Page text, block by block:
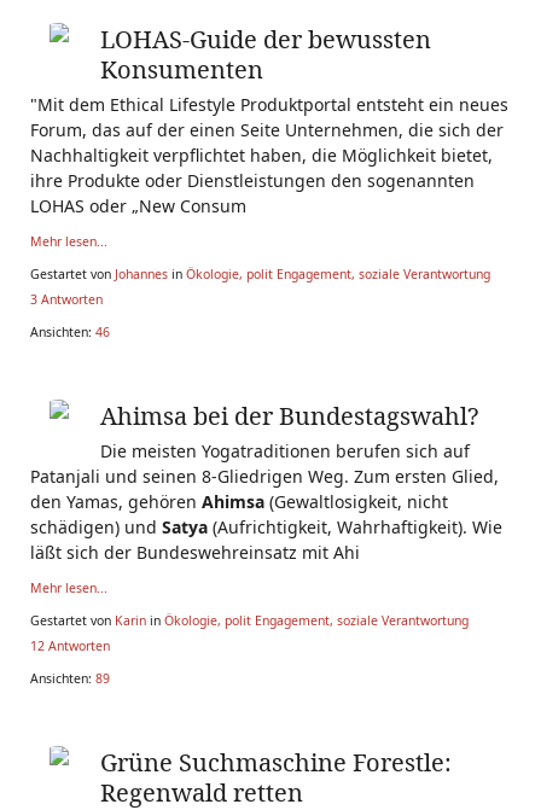
LOHAS-Guide der bewussten
Konsumenten
"Mit dem Ethical Lifestyle Produktportal entsteht ein neues
Forum, das auf der einen Seite Unternehmen, die sich der
Nachhaltigkeit verpflichtet haben, die Möglichkeit bietet,
ihre Produkte oder Dienstleistungen den sogenannten
LOHAS oder „New Consum
Mehr lesen...
Gestartet von Johannes in Ökologie, polit Engagement, soziale Verantwortung
3 Antworten
Ansichten: 46
Ahimsa bei der Bundestagswahl?
Die meisten Yogatraditionen berufen sich auf
Patanjali und seinen 8-Gliedrigen Weg. Zum ersten Glied,
den Yamas, gehören Ahimsa (Gewaltlosigkeit, nicht
schädigen) und Satya (Aufrichtigkeit, Wahrhaftigkeit). Wie
läßt sich der Bundeswehreinsatz mit Ahi
Mehr lesen...
Gestartet von Karin in Ökologie, polit Engagement, soziale Verantwortung
12 Antworten
Ansichten: 89
Grüne Suchmaschine Forestle:
Regenwald retten